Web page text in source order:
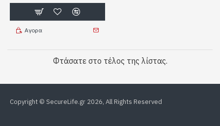
Αγορα
Φτάσατε στο τέλος της λίστας.
Copyright © SecureLife.gr 2026, All Rights Reserved